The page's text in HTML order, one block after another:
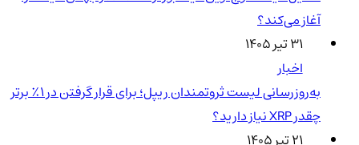
آغاز می‌کند؟
۳۱ تیر ۱۴۰۵
اخبار
به‌روزرسانی لیست ثروتمندان ریپل؛ برای قرار گرفتن در ۱٪ برتر
چقدر XRP نیاز دارید؟
۲۱ تیر ۱۴۰۵